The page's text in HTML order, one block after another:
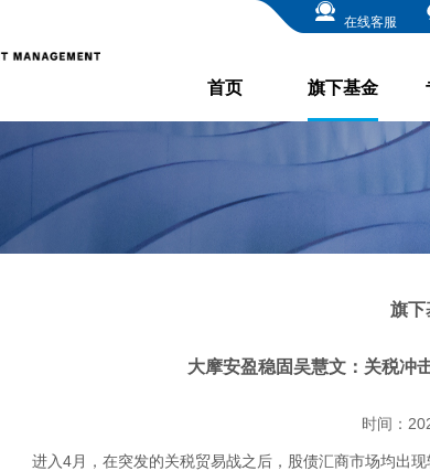
在线客服
首页 旗下基金
旗下
大摩安盈稳固吴慧文：关税冲
时间：
进入4月，在突发的关税贸易战之后，股债汇商市场均出